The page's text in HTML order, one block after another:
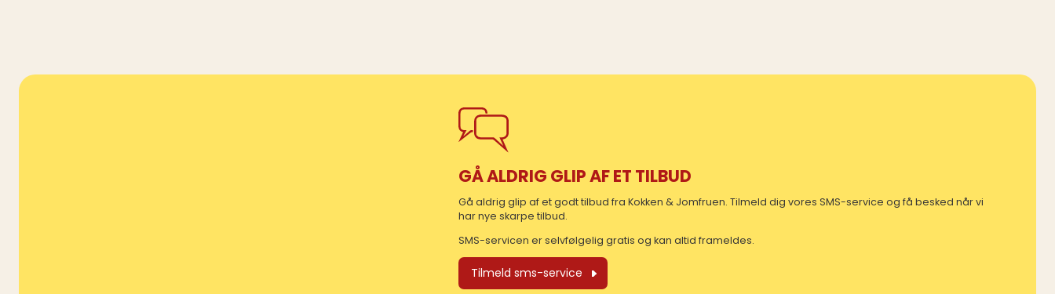
GÅ ALDRIG GLIP AF ET TILBUD
Gå aldrig glip af et godt tilbud fra Kokken & Jomfruen. Tilmeld dig vores SMS-service og få besked når vi
har nye skarpe tilbud.
SMS-servicen er selvfølgelig gratis og kan altid frameldes.
Tilmeld sms-service